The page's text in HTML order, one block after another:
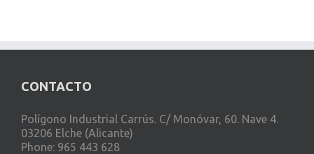
CONTACTO
Polígono Industrial Carrús. C/ Monóvar, 60. Nave 4.
03206 Elche (Alicante)
Phone: 965 443 628